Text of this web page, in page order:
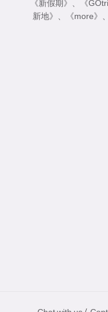
《新假期》
《
新地》
《more》